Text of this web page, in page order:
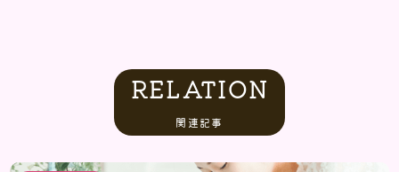
RELATION
関連記事